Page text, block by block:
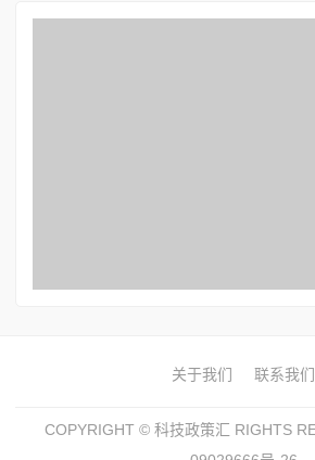
关于我们 联系我们
COPYRIGHT © 科技政策汇 RIGHTS